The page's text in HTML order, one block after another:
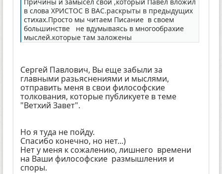
в слова ХРИСТОС В ВАС.раскрыты в предыдущих
стихах.Просто мы читаем Писание в своем
большинстве не вдумываясь в многообрахие
мыслей.которые там заложены
Сергей Павлович, Вы еще забыли за
главными разьяснениями и мыслями,
отправить меня в свои философские
толкования, которые публикуете в теме
"Ветхий Завет".
Но я туда не пойду.
Спасибо конечно, но нет...)
Нет у меня к сожалению, лишнего времени
на Ваши философские размышления и
споры.